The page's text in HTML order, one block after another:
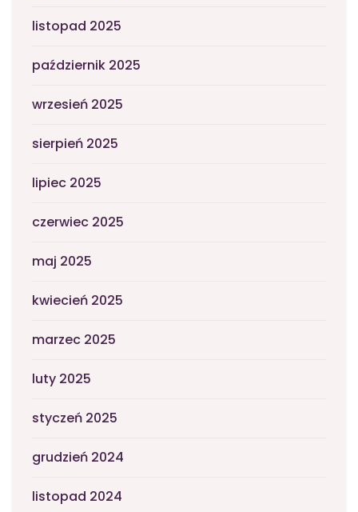
listopad 2025
październik 2025
wrzesień 2025
sierpień 2025
lipiec 2025
czerwiec 2025
maj 2025
kwiecień 2025
marzec 2025
luty 2025
styczeń 2025
grudzień 2024
listopad 2024